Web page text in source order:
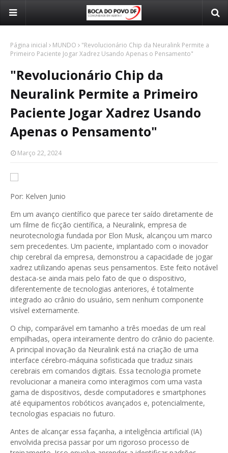
Página inicial MUNDO
"Revolucionário Chip da Neuralink Permite a
Primeiro Paciente Jogar Xadrez Usando Apenas o Pensamento"
"Revolucionário Chip da
Neuralink Permite a Primeiro
Paciente Jogar Xadrez Usando
Apenas o Pensamento"
Março 22, 2024
Por: Kelven Junio
Em um avanço científico que parece ter saído diretamente de
um filme de ficção científica, a Neuralink, empresa de
neurotecnologia fundada por Elon Musk, alcançou um marco
sem precedentes. Um paciente, implantado com o inovador
chip cerebral da empresa, demonstrou a capacidade de jogar
xadrez utilizando apenas seus pensamentos. Este feito notável
destaca-se ainda mais pelo fato de que o dispositivo,
diferentemente de tecnologias anteriores, é totalmente
integrado ao crânio do usuário, sem nenhum componente
visível externamente.
O chip, comparável em tamanho a três moedas de um real
empilhadas, opera inteiramente dentro do crânio do paciente.
A principal inovação da Neuralink está na criação de uma
interface cérebro-máquina sofisticada que traduz sinais
cerebrais em comandos digitais. Essa tecnologia promete
revolucionar a maneira como interagimos com uma vasta
gama de dispositivos, desde computadores e smartphones
até equipamentos robóticos avançados e, potencialmente,
tecnologias espaciais no futuro.
Antes de alcançar essa façanha, a inteligência artificial (IA)
envolvida precisa passar por um rigoroso processo de